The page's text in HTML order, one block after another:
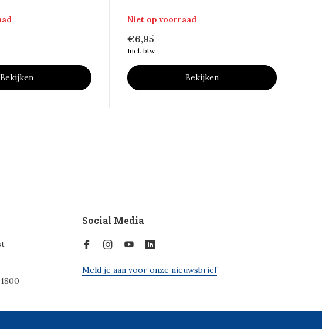
Bekijken
Niet op voorraad
€6,95
Incl. btw
Bekijken
Social Media
Meld je aan voor onze nieuwsbrief